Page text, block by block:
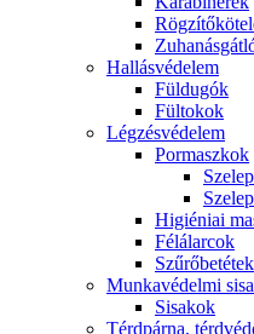
Hallásvédelem
Füldugók
Fültokok
Légzésvédelem
Pormaszkok
Higiéniai
Félálarcok
Szűrőbetétek
Munkavédelmi
Sisakok
Térdpárna,